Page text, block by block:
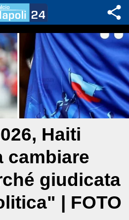
Haiti
cambiare
giudicata
| FOTO